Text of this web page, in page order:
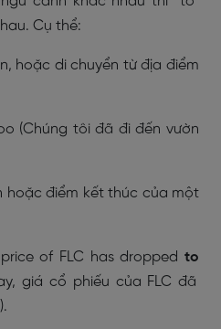
Cụ thể:
hoặc di chuyển từ địa điểm
(Chúng tôi đã đi đến vườn
hoặc điểm kết thúc của một
of FLC has dropped to
giá cổ phiếu của FLC đã